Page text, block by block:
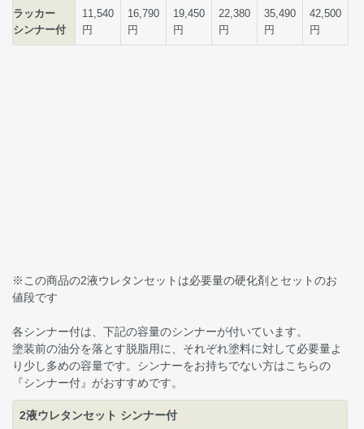
※この商品の2液ウレタンセットは必要量の硬化剤とセットのお
値段です
各シンナー付は、下記の容量のシンナーが付いています。
塗装前の油分を落とす脱脂用に、それぞれ塗料に対して必要量よ
り少し多めの容量です。シンナーをお持ちでない方はこちらの
『シンナー付』がおすすめです。
2液ウレタンセット シンナー付